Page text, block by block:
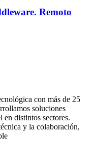
Remoto
con más de 25
soluciones
en distintos sectores.
y la colaboración,